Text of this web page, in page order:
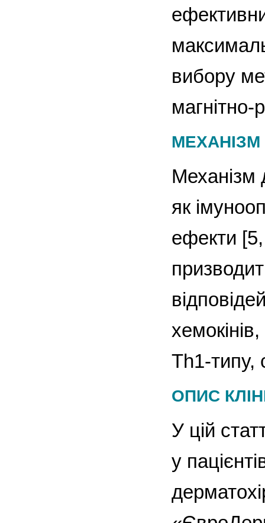
вибору
МЕХАНІЗМ
Механізм
як
ефекти
Th1-типу,
ОПИС
У цій
у